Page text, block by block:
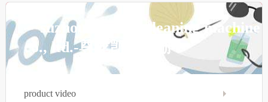
suzhou bennett cleaning machine
co., ltd.-尊龙凯时注册
product video